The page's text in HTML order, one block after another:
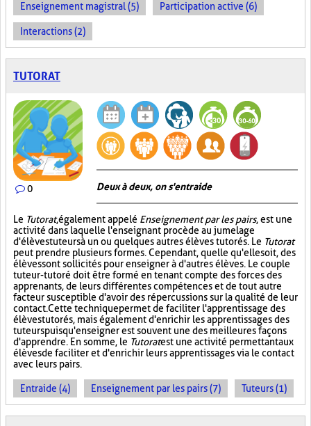
Enseignement magistral (5) Participation active (6)
Interactions (2)
TUTORAT
0 Deux à deux, on s'entraide
Le Tutorat, également appelé Enseignement par les pairs, est une
activité dans laquelle l'enseignant procède au jumelage
d'élèves tuteurs à un ou quelques autres élèves tutorés. Le Tutorat
peut prendre plusieurs formes. Cependant, quelle qu'elle soit, des
élèves sont sollicités pour enseigner à d'autres élèves. Le couple
tuteur-tutoré doit être formé en tenant compte des forces des
apprenants, de leurs différentes compétences et de tout autre
facteur susceptible d'avoir des répercussions sur la qualité de leur
contact. Cette technique permet de faciliter l'apprentissage des
élèves tutorés, mais également d'enrichir les apprentissages des
tuteurs puisqu'enseigner est souvent une des meilleures façons
d'apprendre. En somme, le Tutoratest une activité permettant aux
élèves de faciliter et d'enrichir leurs apprentissages via le contact
avec leurs pairs.
Entraide (4) Enseignement par les pairs (7) Tuteurs (1)